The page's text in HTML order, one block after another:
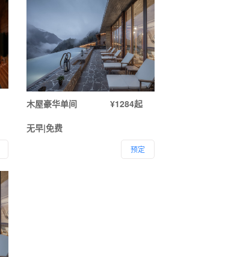
木屋豪华单间
¥1284起
无早|免费
预定